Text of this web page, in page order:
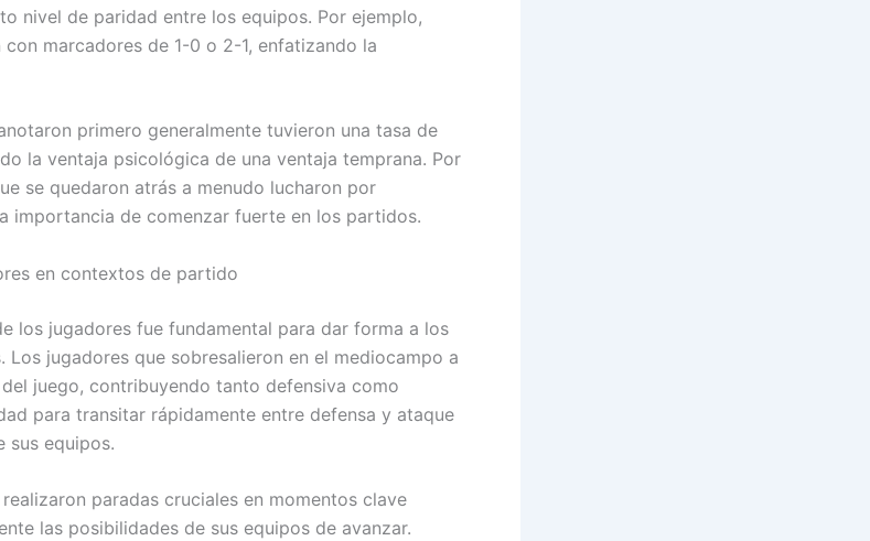
nivel de paridad entre los equipos. Por ejemplo,
marcadores de 1-0 o 2-1, enfatizando la
primero generalmente tuvieron una tasa de
la ventaja psicológica de una ventaja temprana. Por
se quedaron atrás a menudo lucharon por
importancia de comenzar fuerte en los partidos.
en contextos de partido
los jugadores fue fundamental para dar forma a los
jugadores que sobresalieron en el mediocampo a
juego, contribuyendo tanto defensiva como
para transitar rápidamente entre defensa y ataque
sus equipos.
paradas cruciales en momentos clave
las posibilidades de sus equipos de avanzar.